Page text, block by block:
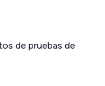
de pruebas de